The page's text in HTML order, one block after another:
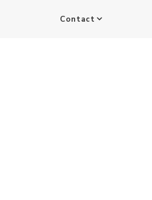
Contact